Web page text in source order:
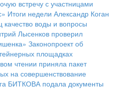
встречу с участницами
Итоги недели Александр Коган
воды и вопросы
Лысенков проверил
Законопроект об
площадках
чтении приняла пакет
на совершенствование
БИТКОВА подала документы